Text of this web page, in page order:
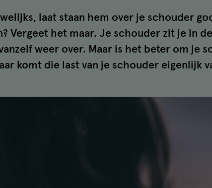
laat staan hem over je schouder
Vergeet het maar. Je schouder zit je in
weer over. Maar is het beter om je
komt die last van je schouder eigenlijk